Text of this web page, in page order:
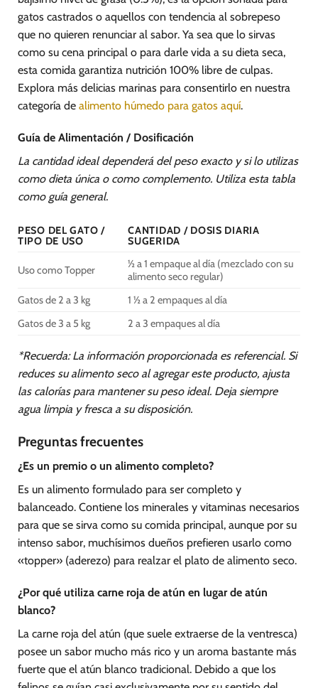
gatos castrados o aquellos con tendencia al sobrepeso
que no quieren renunciar al sabor. Ya sea que lo sirvas
como su cena principal o para darle vida a su dieta seca,
esta comida garantiza nutrición 100% libre de culpas.
Explora más delicias marinas para consentirlo en nuestra
categoría de alimento húmedo para gatos aquí.
Guía de Alimentación / Dosificación
La cantidad ideal dependerá del peso exacto y si lo utilizas
como dieta única o como complemento. Utiliza esta tabla
como guía general.
PESO DEL GATO /
TIPO DE USO
CANTIDAD / DOSIS DIARIA
SUGERIDA
Uso como Topper
½ a 1 empaque al día (mezclado con su
alimento seco regular)
Gatos de 2 a 3 kg
1 ½ a 2 empaques al día
Gatos de 3 a 5 kg
2 a 3 empaques al día
*Recuerda: La información proporcionada es referencial. Si
reduces su alimento seco al agregar este producto, ajusta
las calorías para mantener su peso ideal. Deja siempre
agua limpia y fresca a su disposición.
Preguntas frecuentes
¿Es un premio o un alimento completo?
Es un alimento formulado para ser completo y
balanceado. Contiene los minerales y vitaminas necesarios
para que se sirva como su comida principal, aunque por su
intenso sabor, muchísimos dueños prefieren usarlo como
«topper» (aderezo) para realzar el plato de alimento seco.
¿Por qué utiliza carne roja de atún en lugar de atún
blanco?
La carne roja del atún (que suele extraerse de la ventresca)
posee un sabor mucho más rico y un aroma bastante más
fuerte que el atún blanco tradicional. Debido a que los